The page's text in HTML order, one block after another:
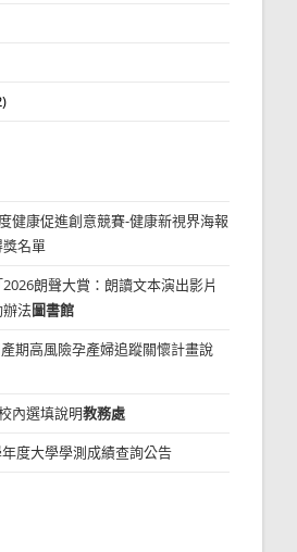
健康促進創意競賽-健康新視界海報
名單
朗聲大賞：朗讀文本演出影片
法圖書館
期高風險孕產婦追蹤關懷計畫說
內選填說明教務處
年度大學學測成績查詢公告